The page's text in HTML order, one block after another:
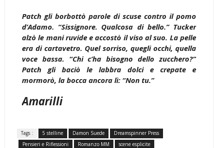
Patch gli borbottò parole di scuse contro il pomo
d’Adamo. “Sissignore. Qualcosa di bello.” Tucker
alzò le mani ruvide e accostò il viso al suo. La pelle
era di cartavetro. Quel sorriso, quegli occhi, quella
voce bassa. “Chi c’ha bisogno dello zucchero?”
Patch gli baciò le labbra dolci e crepate e
mormorò, la bocca ancora lì: “Non tu.”
Amarilli
Tags : 5 stelline Damon Suede
Dreamspinner Press
Pensieri e Riflessioni
Romanzo MM scene esplicite